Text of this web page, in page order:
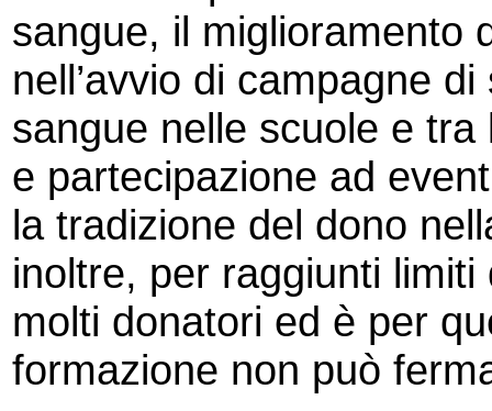
sangue, il miglioramento
nell’avvio di campagne
sangue nelle scuole e
e partecipazione ad
la tradizione del dono
inoltre, per raggiunti
molti donatori ed è per
formazione non può